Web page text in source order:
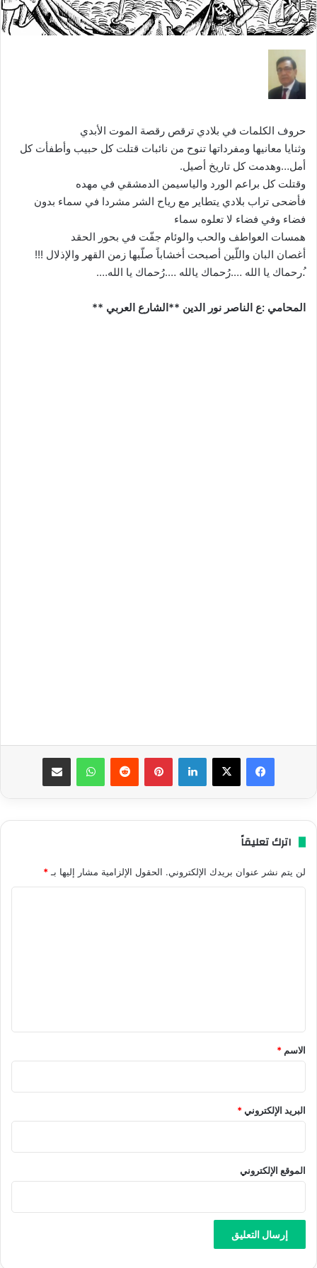
حروف الكلمات في بلادي ترقص رقصة الموت الأبدي
وثنايا معانيها ومفرداتها تنوح من نائبات قتلت كل حبيب وأطفأت كل
أمل…وهدمت كل تاريخ أصيل.
وقتلت كل براعم الورد والياسيمن الدمشقي في مهده
فأضحى تراب بلادي يتطاير مع رياح الشر مشردا في سماء بدون
فضاء وفي فضاء لا تعلوه سماء
همسات العواطف والحب والوئام جفّت في بحور الحقد
أغصان البان واللّين أصبحت أخشاباً صلّبها زمن القهر والإذلال !!!
.ُرحماك يا الله ….رُحماك يالله ….رُحماك يا الله….
المحامي :ع الناصر نور الدين **الشارع العربي **
فيسبوك ‫X لينكدإن بينتيريست واتساب مشاركة عبر البريد
اترك تعليقاً
لن يتم نشر عنوان بريدك الإلكتروني. الحقول الإلزامية مشار إليها بـ *
*
الاسم *
البريد الإلكتروني*
الموقع الإلكتروني